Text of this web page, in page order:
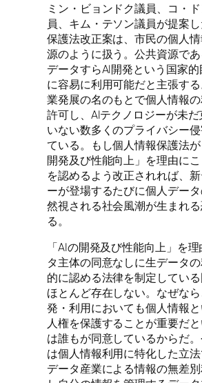
ミン・ビョンドク議員、コ・
員、キム・テソン議員が提案
保護法改正案は、市民の個人
源のように扱う。公共資源で
データすらAI開発という国家
に容易に利用可能だと主張す
業発展の名のもとで個人情報の
許可し、AIテクノロジーが未だ
いない数多くのプライバシー
ている。もし個人情報保護法
開発及び性能向上」を理由に
を認めるよう改正されれば、
ーが登場するたびに個人デー
然視される社会風潮が生まれ
る。
「AIの開発及び性能向上」を
タ主体の同意なしに生データ
的に認める法律を制定してい
ほとんど存在しない。なぜな
発・利用においても個人情報
人権を保護することが重要だ
は誰もが同意しているからだ
は個人情報利用に特化した立法
データ産業による情報の無差